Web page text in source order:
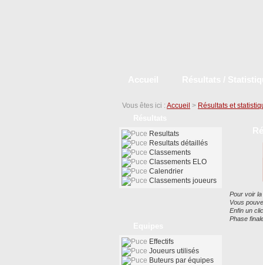
Vous êtes ici : Accueil > Résultats et
Pour voir
Vous
Enfin un
Phase
Resultats
Resultats détaillés
Classements
Classements ELO
Calendrier
Classements joueurs
Effectifs
Joueurs utilisés
Buteurs par équipes